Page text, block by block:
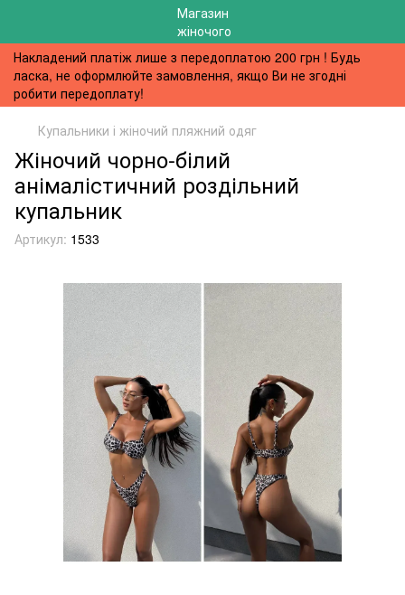
Накладений платіж лише з передоплатою 200 грн ! Будь
ласка, не оформлюйте замовлення, якщо Ви не згодні
робити передоплату!
Купальники і жіночий пляжний одяг
Жіночий чорно-білий
анімалістичний роздільний
купальник
Артикул: 1533